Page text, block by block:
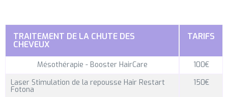
TRAITEMENT DE LA CHUTE DES
CHEVEUX
TARIFS
Mésothérapie - Booster HairCare
100€
Laser Stimulation de la repousse Hair Restart
Fotona
150€